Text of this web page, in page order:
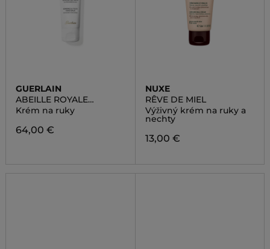
GUERLAIN
ABEILLE ROYALE
REPAIRING & YOUTH
HAND BALM
Krém na ruky
64,00 €
NUXE
RÊVE DE MIEL
Výživný krém na ruky a
nechty
13,00 €